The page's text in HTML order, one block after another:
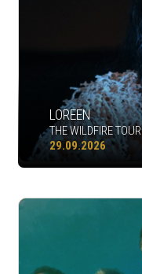
LOREEN
THE WILDFIRE TOUR
29.09.2026